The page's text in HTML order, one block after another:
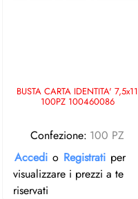
BUSTA CARTA IDENTITA' 7,5x11
100PZ 100460086
Confezione: 100 PZ
Accedi o Registrati per
visualizzare i prezzi a te
riservati